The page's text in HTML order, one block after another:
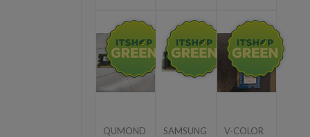
QUMOND
SAMSUNG V-COLOR